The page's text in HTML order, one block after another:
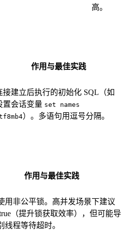
高。
作用与最佳实践
接建立后执行的初始化 SQL（如
置会话变量 set names
）。多语句用逗号分隔。
作用与最佳实践
用非公平锁。高并发场景下建议
（提升锁获取效率），但可能导
线程等待超时。